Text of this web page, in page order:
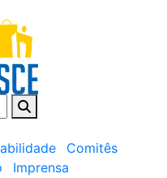
Comitês
Imprensa